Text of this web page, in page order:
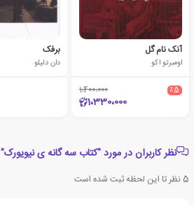
آنک نام گل
اومبرتو اکو
٪5 1،400،000
1،330،000
برفک
دان دلیلو
نظر کاربران در مورد "کتاب سه گانه ی نیویورک"
5 نظر تا این لحظه ثبت شده است